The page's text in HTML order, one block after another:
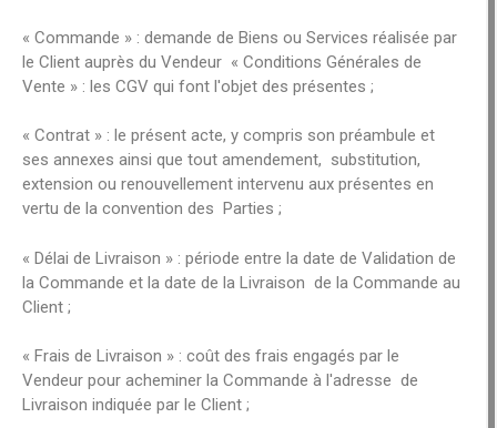
« Commande » : demande de Biens ou Services réalisée par
le Client auprès du Vendeur « Conditions Générales de
Vente » : les CGV qui font l'objet des présentes ;
« Contrat » : le présent acte, y compris son préambule et
ses annexes ainsi que tout amendement, substitution,
extension ou renouvellement intervenu aux présentes en
vertu de la convention des Parties ;
« Délai de Livraison » : période entre la date de Validation de
la Commande et la date de la Livraison de la Commande au
Client ;
« Frais de Livraison » : coût des frais engagés par le
Vendeur pour acheminer la Commande à l'adresse de
Livraison indiquée par le Client ;